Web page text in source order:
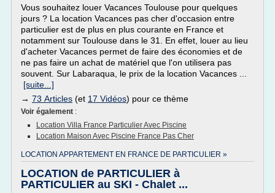
Vous souhaitez louer Vacances Toulouse pour quelques
jours ? La location Vacances pas cher d'occasion entre
particulier est de plus en plus courante en France et
notamment sur Toulouse dans le 31. En effet, louer au lieu
d'acheter Vacances permet de faire des économies et de
ne pas faire un achat de matériel que l'on utilisera pas
souvent. Sur Labaraqua, le prix de la location Vacances ...
[suite...]
→ 73 Articles (et 17 Vidéos) pour ce thème
Voir également :
Location Villa France Particulier Avec Piscine
Location Maison Avec Piscine France Pas Cher
LOCATION APPARTEMENT EN FRANCE DE PARTICULIER »
LOCATION de PARTICULIER à
PARTICULIER au SKI - Chalet ...